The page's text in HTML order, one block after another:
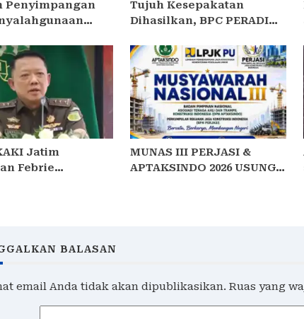
Penyimpangan
. Kec Waru . Kab .
Tujuh Kesepakatan
Dihasilkan, BPC PERADIN
Kolaborasi dengan DPRD
Jatim
Febrie
MUNAS III PERJASI &
APTAKSINDO 2026 USUNG
BALASAN
email Anda tidak akan dipublikasikan. Ruas yang